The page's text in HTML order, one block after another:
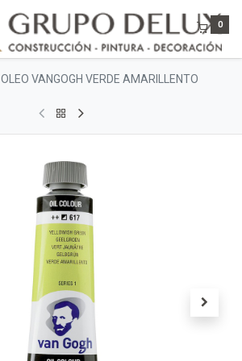
0
OLEO VANGOGH VERDE AMARILLENTO